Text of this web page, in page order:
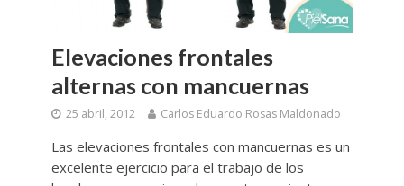
Elevaciones frontales
alternas con mancuernas
25 abril, 2012 Carlos Eduardo Rosas Maldonado
Las elevaciones frontales con mancuernas es un
excelente ejercicio para el trabajo de los